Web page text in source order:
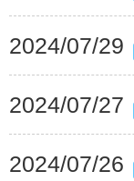
2024/07/29
2024/07/27
2024/07/26